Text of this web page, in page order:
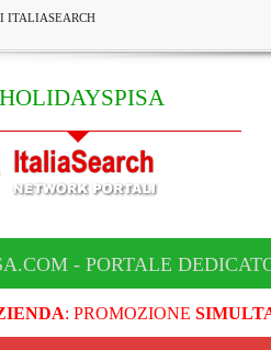
ITALIASEARCH
HOLIDAYSPISA
- PORTALE
: PROMOZIONE